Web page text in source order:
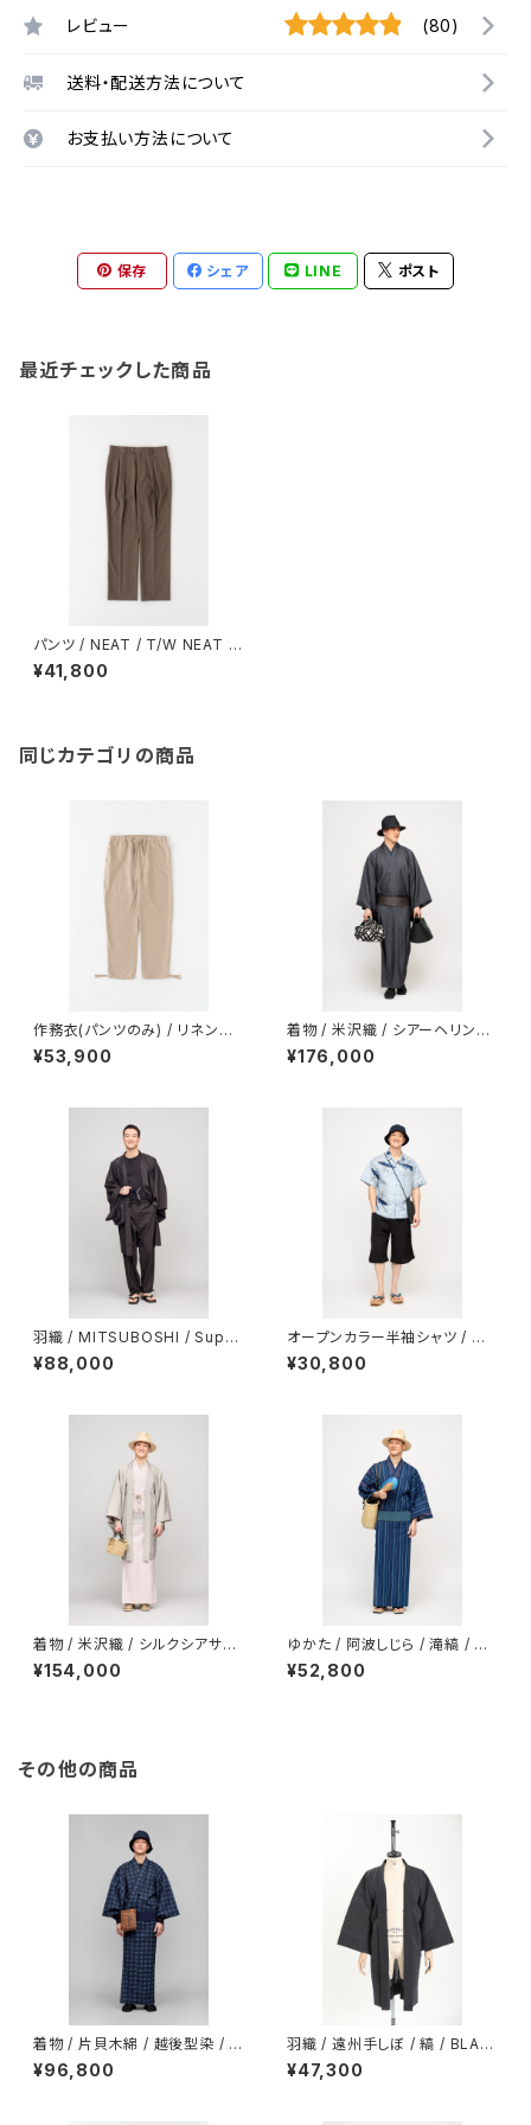
レビュー (80)
送料・配送方法について
お支払い方法について
保存 シェア LINE ポスト
最近チェックした商品
パンツ / NEAT / T/W NEAT A
ction Slacks Standard / BR
OWN
¥41,800
同じカテゴリの商品
作務衣(パンツのみ) / リネンラ
ミー / からみ織 / BEIGE
¥53,900
着物 / 米沢織 / シアーヘリンボ
ーン / CHARCOAL（With tail
oring）
¥176,000
羽織 / MITSUBOSHI / Super
140's wool / 平織強撚 / CHA
RCOAL（With tailoring）
¥88,000
オープンカラー半袖シャツ / 型
染め / 伊藤若冲 / 鯨 / LIGHT
BLUE
¥30,800
着物 / 米沢織 / シルクシアサッ
カー / 平織サテン / ASH PINK
（With tailoring）
¥154,000
ゆかた / 阿波しじら / 滝縞 / NA
VY
¥52,800
その他の商品
着物 / 片貝木綿 / 越後型染 / 格
子 / 藍襲ね （With tailoring）
¥96,800
羽織 / 遠州手しぼ / 縞 / BLAC
K（With tailoring）
¥47,300